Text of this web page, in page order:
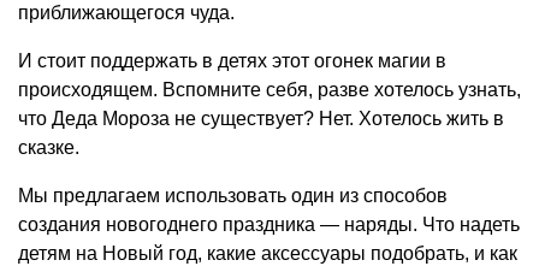
приближающегося чуда.
И стоит поддержать в детях этот огонек магии в
происходящем. Вспомните себя, разве хотелось узнать,
что Деда Мороза не существует? Нет. Хотелось жить в
сказке.
Мы предлагаем использовать один из способов
создания новогоднего праздника — наряды. Что надеть
детям на Новый год, какие аксессуары подобрать, и как